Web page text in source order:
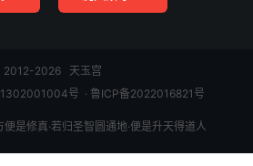
丧服，到此终须百事凶。
命宫，那堪行限一般同。
2012-2026 天玉宫
号 ​​​ · 鲁ICP备2022016821号
是修真·若归圣智圆通地·便是升天得道人